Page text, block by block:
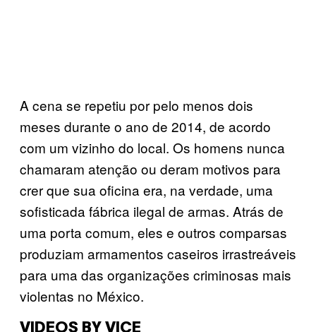
A cena se repetiu por pelo menos dois
meses durante o ano de 2014, de acordo
com um vizinho do local. Os homens nunca
chamaram atenção ou deram motivos para
crer que sua oficina era, na verdade, uma
sofisticada fábrica ilegal de armas. Atrás de
uma porta comum, eles e outros comparsas
produziam armamentos caseiros irrastreáveis
para uma das organizações criminosas mais
violentas no México.
VIDEOS BY VICE